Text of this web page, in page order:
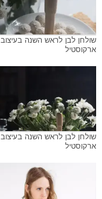
שולחן לבן לראש השנה בעיצוב
ארקוסטיל
שולחן לבן לראש השנה בעיצוב
ארקוסטיל